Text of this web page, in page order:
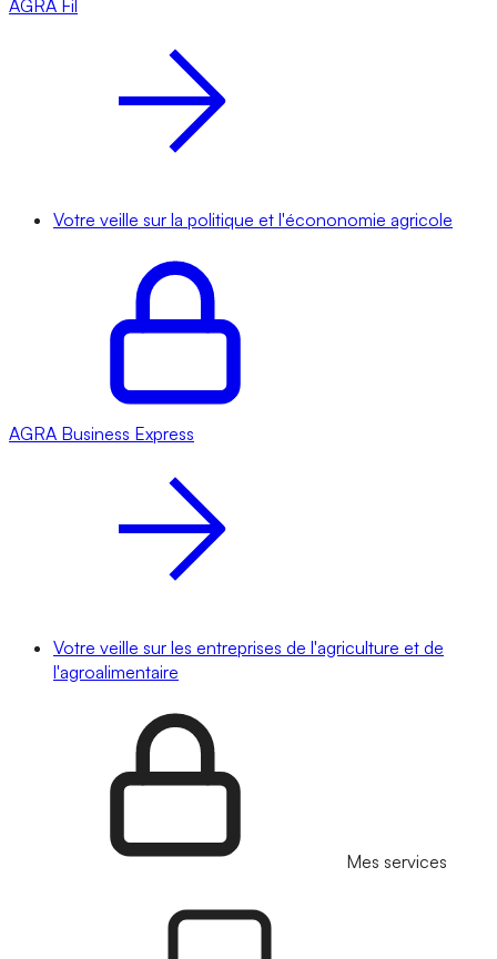
AGRA Fil
Votre veille sur la politique et l'écononomie agricole
AGRA Business Express
Votre veille sur les entreprises de l'agriculture et de
l'agroalimentaire
Mes services